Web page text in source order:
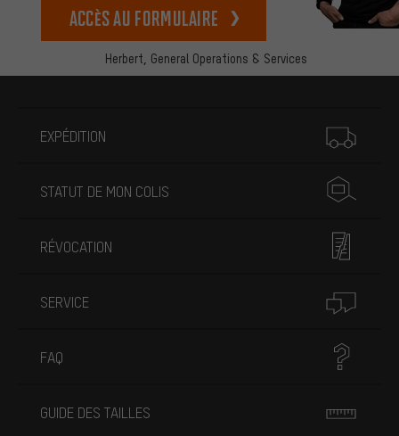
Herbert, General Operations & Services
Accès au formulaire
EXPÉDITION
STATUT DE MON COLIS
RÉVOCATION
SERVICE
FAQ
GUIDE DES TAILLES